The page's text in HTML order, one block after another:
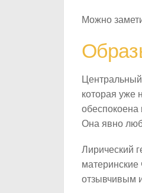
Можно
которая уже
обеспокоена
Она явно
Лирический
материнские
отзывчивым